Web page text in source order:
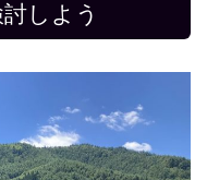
しよう